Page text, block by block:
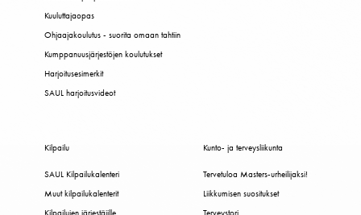
Kuuluttajaopas
Ohjaajakoulutus - suorita omaan tahtiin
Kumppanuusjärjestöjen koulutukset
Harjoitusesimerkit
SAUL harjoitusvideot
Kilpailu
SAUL Kilpailukalenteri
Muut kilpailukalenterit
Kilpailujen järjestäjille
Kunto- ja terveysliikunta
Tervetuloa Masters-urheilijaksi!
Liikkumisen suositukset
Terveystori